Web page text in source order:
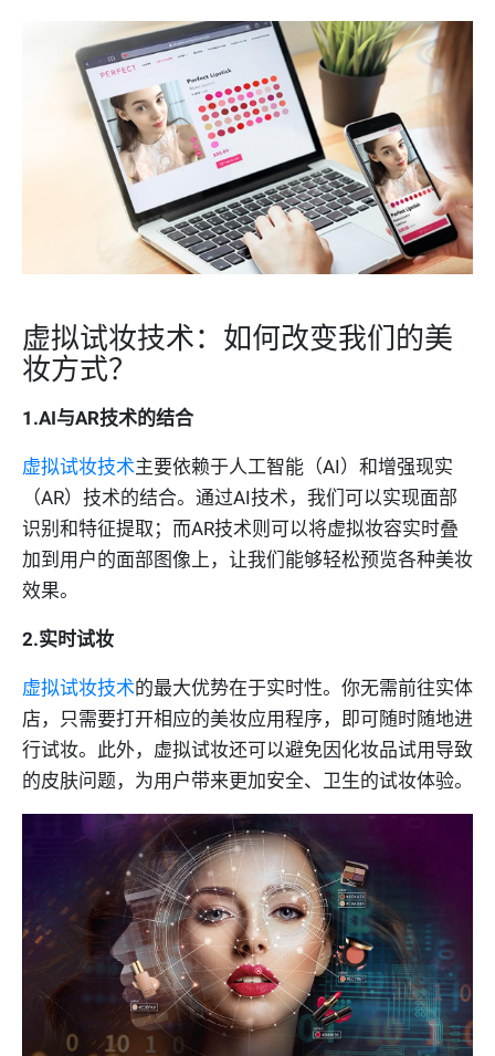
虚拟试妆技术：如何改变我们的美
妆方式？
1.AI与AR技术的结合
虚拟试妆技术主要依赖于人工智能（AI）和增强现实
（AR）技术的结合。通过AI技术，我们可以实现面部
识别和特征提取；而AR技术则可以将虚拟妆容实时叠
加到用户的面部图像上，让我们能够轻松预览各种美妆
效果。
2.实时试妆
虚拟试妆技术的最大优势在于实时性。你无需前往实体
店，只需要打开相应的美妆应用程序，即可随时随地进
行试妆。此外，虚拟试妆还可以避免因化妆品试用导致
的皮肤问题，为用户带来更加安全、卫生的试妆体验。